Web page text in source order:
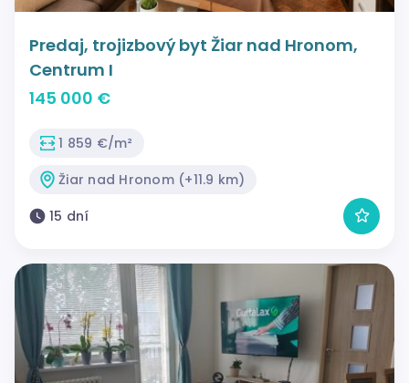
Predaj, trojizbový byt Žiar nad Hronom,
Centrum I
145 000 €
1 859 €/m²
Žiar nad Hronom (+11.9 km)
15 dní